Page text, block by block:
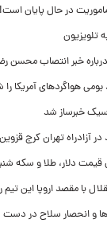
در حال پایان
تلویزیون
خبر انتصاب محسن
بومی هواگردهای آمریکا
خبرساز شد
آزادراه تهران کرج قزوین
طلا و سکه شنبه ۱۷ مرداد
با مقصد اروپا این تیم
و انحصار سلاح در دست